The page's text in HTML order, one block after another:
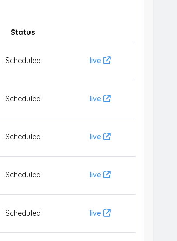
Status
Scheduled live
Scheduled live
Scheduled live
Scheduled live
Scheduled live